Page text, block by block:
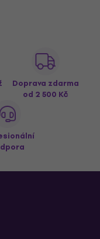
Doprava zdarma
od 2 500 Kč